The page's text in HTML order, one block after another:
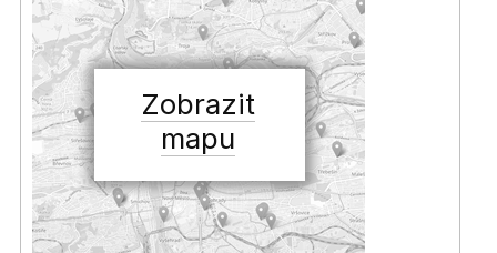
Zobrazit
mapu